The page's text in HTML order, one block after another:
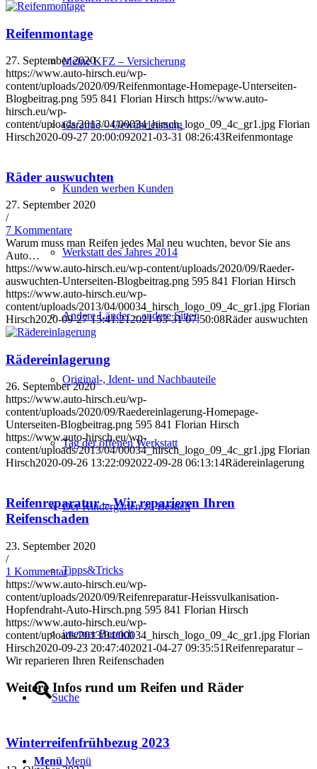
Meine KFZ – Versicherung
Garantie – Gewährleistung
Kunden werben Kunden
Werkstatt des Jahres 2014
Andere Länder – andere Sitten
Original-, Ident- und Nachbauteile
Tag der offenen Werkstatt
Der Kindergarten zu Besuch
Tipps&Tricks
interner Bereich
Suche
Menü Menü
Reifenmontage
27. September 2020
https://www.auto-hirsch.eu/wp-
content/uploads/2020/09/Reifenmontage-Homepage-Unterseiten-
Blogbeitrag.png 595 841 Florian Hirsch https://www.auto-
hirsch.eu/wp-
content/uploads/2013/04/00034_hirsch_logo_09_4c_gr1.jpg Florian
Hirsch2020-09-27 20:00:092021-03-31 08:26:43Reifenmontage
Räder auswuchten
27. September 2020
/
7 Kommentare
Warum muss man Reifen jedes Mal neu wuchten, bevor Sie ans
Auto…
https://www.auto-hirsch.eu/wp-content/uploads/2020/09/Raeder-
auswuchten-Unterseiten-Blogbeitrag.png 595 841 Florian Hirsch
https://www.auto-hirsch.eu/wp-
content/uploads/2013/04/00034_hirsch_logo_09_4c_gr1.jpg Florian
Hirsch2020-09-27 15:41:212021-03-31 07:50:08Räder auswuchten
Rädereinlagerung
26. September 2020
https://www.auto-hirsch.eu/wp-
content/uploads/2020/09/Raedereinlagerung-Homepage-
Unterseiten-Blogbeitrag.png 595 841 Florian Hirsch
https://www.auto-hirsch.eu/wp-
content/uploads/2013/04/00034_hirsch_logo_09_4c_gr1.jpg Florian
Hirsch2020-09-26 13:22:092022-09-28 06:13:14Rädereinlagerung
Reifenreparatur – Wir reparieren Ihren
Reifenschaden
23. September 2020
/
1 Kommentar
https://www.auto-hirsch.eu/wp-
content/uploads/2020/09/Reifenreparatur-Heissvulkanisation-
Hopfendraht-Auto-Hirsch.png 595 841 Florian Hirsch
https://www.auto-hirsch.eu/wp-
content/uploads/2013/04/00034_hirsch_logo_09_4c_gr1.jpg Florian
Hirsch2020-09-23 20:47:402021-04-27 09:35:51Reifenreparatur –
Wir reparieren Ihren Reifenschaden
Weitere Infos rund um Reifen und Räder
Winterreifenfrühbezug 2023